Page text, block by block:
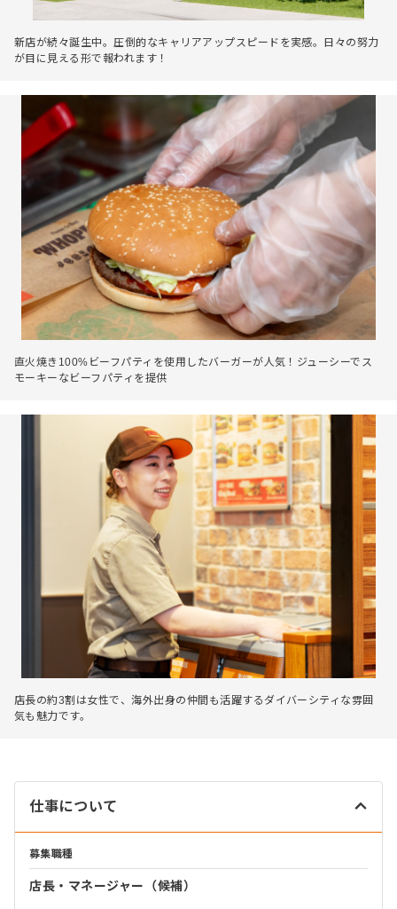
新店が続々誕生中。圧倒的なキャリアアップスピードを実感。日々の努力
が目に見える形で報われます！
直火焼き100%ビーフパティを使用したバーガーが人気！ジューシーでス
モーキーなビーフパティを提供
店長の約3割は女性で、海外出身の仲間も活躍するダイバーシティな雰囲
気も魅力です。
仕事について
募集職種
店長・マネージャー（候補）